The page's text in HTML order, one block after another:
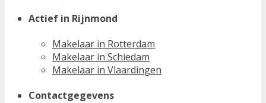
Actief in Rijnmond
Makelaar in Rotterdam
Makelaar in Schiedam
Makelaar in Vlaardingen
Contactgegevens